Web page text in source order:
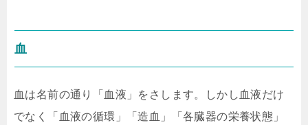
血
血は名前の通り「血液」をさします。しかし血液だけ
でなく「血液の循環」「造血」「各臓器の栄養状態」